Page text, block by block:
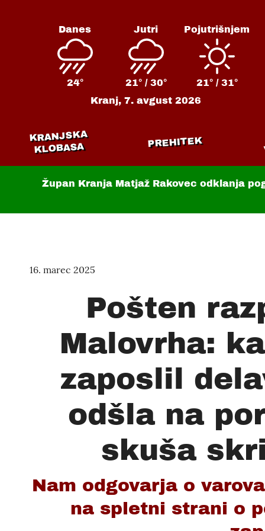
Danes
24°
Jutri
21° / 30°
Pojutrišnjem
21° / 31°
Kranj,7. avgust 2026
KRANJSKA
KLOBASA PREHITEK
Župan Kranja Matjaž Rakovec odklanja
16. marec 2025
Pošten
Malovrha:
zaposlil
odšla na
skuša
Nam odgovarja o
na spletni strani o